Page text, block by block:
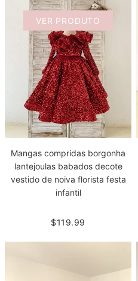
VER PRODUTO
Mangas compridas borgonha
lantejoulas babados decote
vestido de noiva florista festa
infantil
$119.99